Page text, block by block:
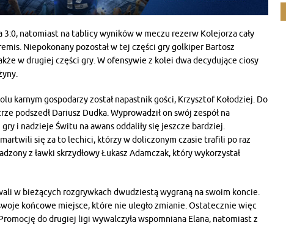
3:0, natomiast na tablicy wyników w meczu rezerw Kolejorza cały
Niepokonany pozostał w tej części gry golkiper Bartosz
w drugiej części gry. W ofensywie z kolei dwa decydujące ciosy
karnym gospodarzy został napastnik gości, Krzysztof Kołodziej. Do
podszedł Dariusz Dudka. Wyprowadził on swój zespół na
i nadzieje Świtu na awans oddaliły się jeszcze bardziej.
się za to lechici, którzy w doliczonym czasie trafili po raz
z ławki skrzydłowy Łukasz Adamczak, który wykorzystał
w bieżących rozgrywkach dwudziestą wygraną na swoim koncie.
końcowe miejsce, które nie uległo zmianie. Ostatecznie więc
do drugiej ligi wywalczyła wspomniana Elana, natomiast z